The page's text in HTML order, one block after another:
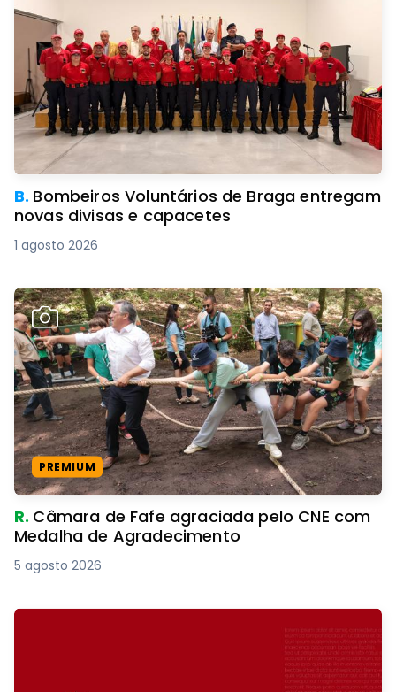
B. Bombeiros Voluntários de Braga entregam
novas divisas e capacetes
1 agosto 2026
PREMIUM
R. Câmara de Fafe agraciada pelo CNE com
Medalha de Agradecimento
5 agosto 2026